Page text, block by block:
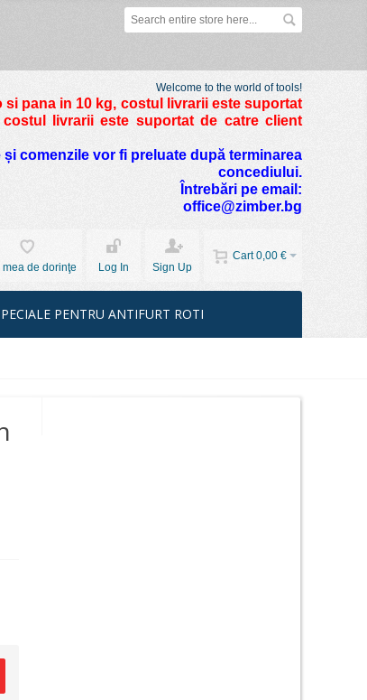
Welcome to the world of tools!
si pana in 10 kg, costul livrarii este suportat
livrarii este suportat de catre client
comenzile vor fi preluate după terminarea
concediului.
Întrebări pe email:
office@zimber.bg
Cart 0,00 €
mea de dorinţe Log In Sign Up
PENTRU ANTIFURT ROTI